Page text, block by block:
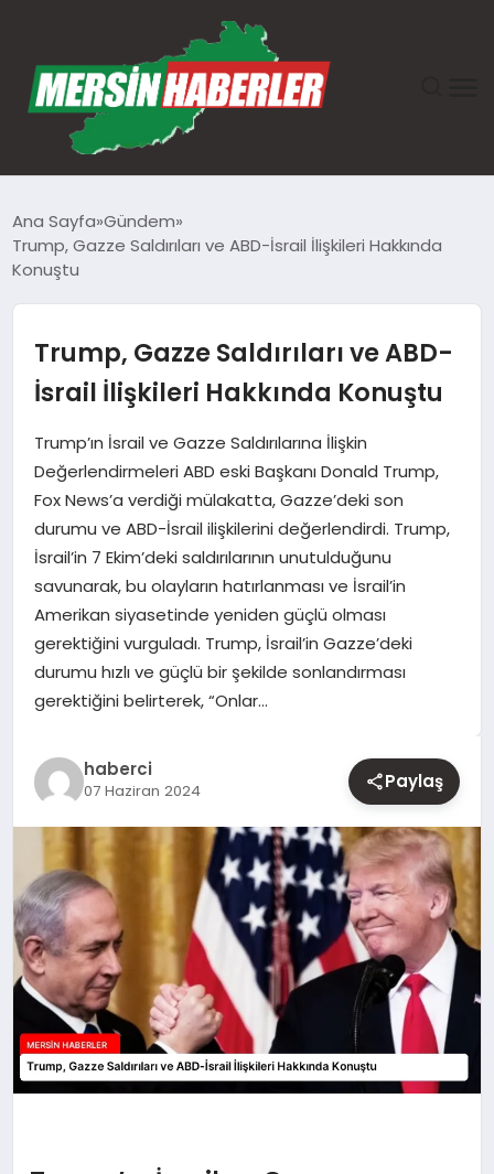
GÜNDEM
SAĞLIK
TEKNOLOJI
SPOR
YAŞAM
EĞITIM
Ana Sayfa Gündem
Trump, Gazze Saldırıları ve ABD-İsrail İlişkileri Hakkında
Konuştu
Trump, Gazze Saldırıları ve ABD-
İsrail İlişkileri Hakkında Konuştu
Trump’ın İsrail ve Gazze Saldırılarına İlişkin
Değerlendirmeleri ABD eski Başkanı Donald Trump,
Fox News’a verdiği mülakatta, Gazze’deki son
durumu ve ABD-İsrail ilişkilerini değerlendirdi. Trump,
İsrail’in 7 Ekim’deki saldırılarının unutulduğunu
savunarak, bu olayların hatırlanması ve İsrail’in
Amerikan siyasetinde yeniden güçlü olması
gerektiğini vurguladı. Trump, İsrail’in Gazze’deki
durumu hızlı ve güçlü bir şekilde sonlandırması
gerektiğini belirterek, “Onlar…
haberci
07 Haziran 2024 Paylaş